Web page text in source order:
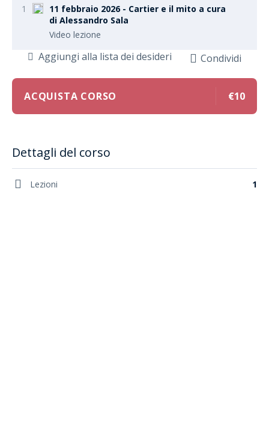
1
11 febbraio 2026 - Cartier e il mito a cura
di Alessandro Sala
Video lezione
Aggiungi alla lista dei desideri Condividi
ACQUISTA CORSO €10
Dettagli del corso
Lezioni 1